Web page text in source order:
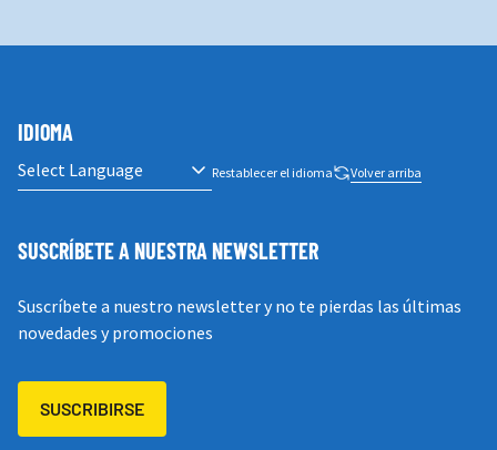
IDIOMA
Restablecer el idioma Volver arriba
SUSCRÍBETE A NUESTRA NEWSLETTER
Suscríbete a nuestro newsletter y no te pierdas las últimas
novedades y promociones
SUSCRIBIRSE